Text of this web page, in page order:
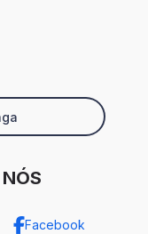
Facebook